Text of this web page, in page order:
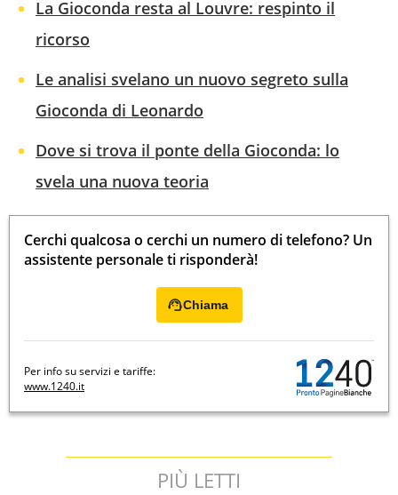
La Gioconda resta al Louvre: respinto il
ricorso
Le analisi svelano un nuovo segreto sulla
Gioconda di Leonardo
Dove si trova il ponte della Gioconda: lo
svela una nuova teoria
Cerchi qualcosa o cerchi un numero di telefono? Un
assistente personale ti risponderà!
Chiama
Per info su servizi e tariffe:
www.1240.it
PIÙ LETTI